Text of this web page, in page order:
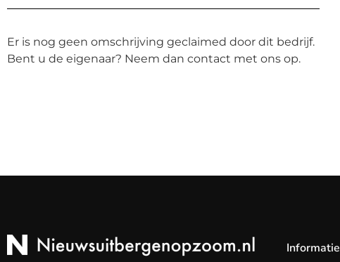
Er is nog geen omschrijving geclaimed door dit bedrijf.
Bent u de eigenaar? Neem dan contact met ons op.
Informatie